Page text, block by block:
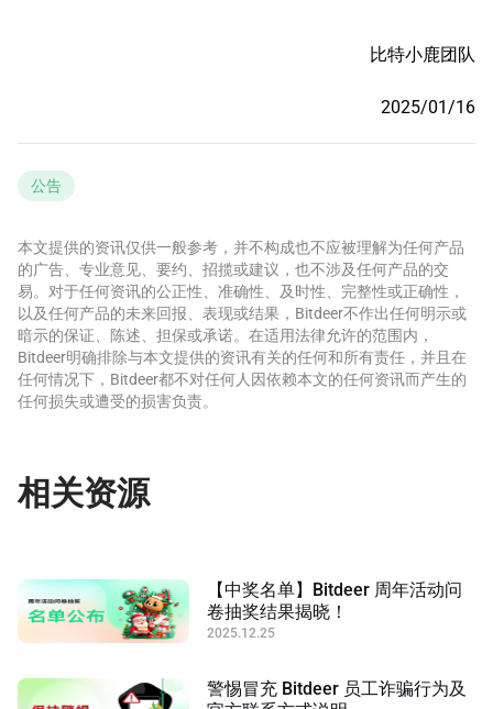
比特小鹿团队
2025/01/16
公告
本文提供的资讯仅供一般参考，并不构成也不应被理解为任何产品
的广告、专业意见、要约、招揽或建议，也不涉及任何产品的交
易。对于任何资讯的公正性、准确性、及时性、完整性或正确性，
以及任何产品的未来回报、表现或结果，Bitdeer不作出任何明示或
暗示的保证、陈述、担保或承诺。在适用法律允许的范围内，
Bitdeer明确排除与本文提供的资讯有关的任何和所有责任，并且在
任何情况下，Bitdeer都不对任何人因依赖本文的任何资讯而产生的
任何损失或遭受的损害负责。
相关资源
【中奖名单】Bitdeer 周年活动问
卷抽奖结果揭晓！
2025.12.25
警惕冒充 Bitdeer 员工诈骗行为及